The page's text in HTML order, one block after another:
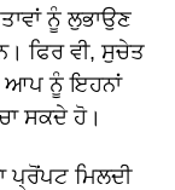
ਨੂੰ ਲੁਭਾਉਣ
ਫਿਰ ਵੀ, ਸੁਚੇਤ
ਆਪ ਨੂੰ ਇਹਨਾਂ
ਸਕਦੇ ਹੋ।
ਪ੍ਰੋਂਪਟ ਮਿਲਦੀ